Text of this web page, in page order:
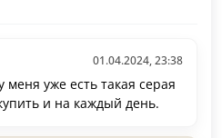
01.04.2024, 23:38
меня уже есть такая серая
и на каждый день.